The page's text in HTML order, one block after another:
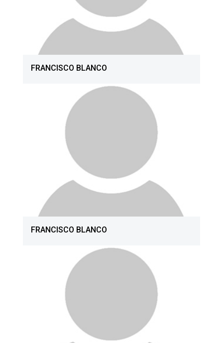
FRANCISCO BLANCO
FRANCISCO BLANCO